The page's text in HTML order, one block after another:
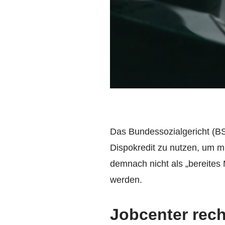
Das Bundessozialgericht
Dispokredit zu nutzen, um
demnach nicht als
werden.
Jobcenter